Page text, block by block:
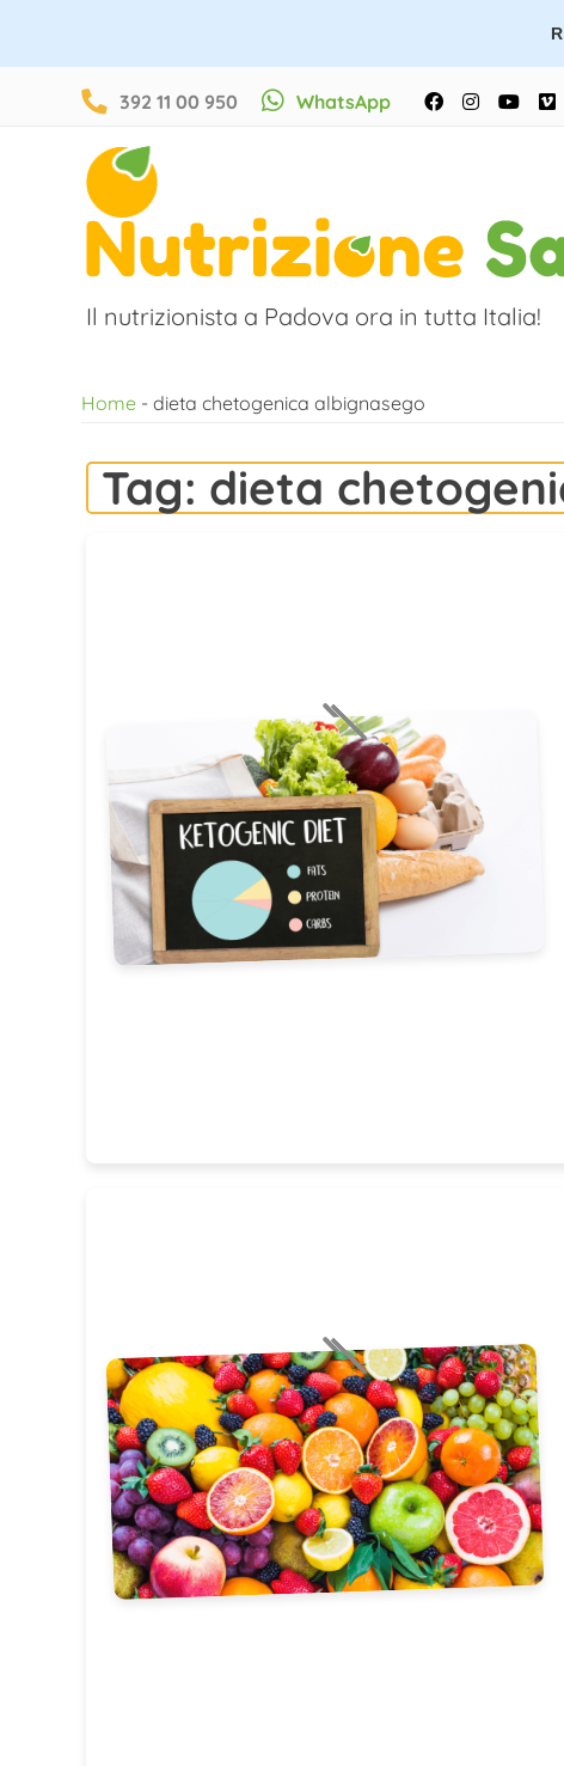
contenuto
392 11 00 950 WhatsApp FacebookInstagram
Il nutrizionista a Padova ora in tutta Italia!
Home - dieta chetogenica albignasego
Tag: dieta